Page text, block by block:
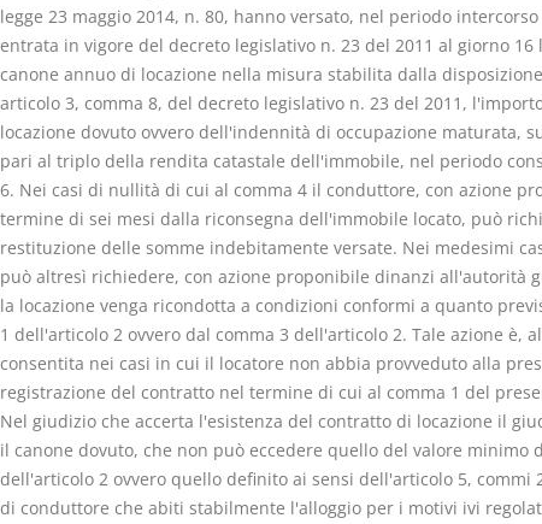
legge 23 maggio 2014, n. 80, hanno versato, nel periodo
entrata in vigore del decreto legislativo n. 23 del 2011 al giorno 16
canone annuo di locazione nella misura stabilita dalla
articolo 3, comma 8, del decreto legislativo n. 23 del 2011,
locazione dovuto ovvero dell'indennità di occupazione maturata,
pari al triplo della rendita catastale dell'immobile, nel periodo
6. Nei casi di nullità di cui al comma 4 il conduttore, con azione
termine di sei mesi dalla riconsegna dell'immobile locato, può
restituzione delle somme indebitamente versate. Nei medesimi
può altresì richiedere, con azione proponibile dinanzi all'autorità
la locazione venga ricondotta a condizioni conformi a quanto
1 dell'articolo 2 ovvero dal comma 3 dell'articolo 2. Tale azione è,
consentita nei casi in cui il locatore non abbia provveduto alla
registrazione del contratto nel termine di cui al comma 1 del
Nel giudizio che accerta l'esistenza del contratto di locazione il
il canone dovuto, che non può eccedere quello del valore minimo
dell'articolo 2 ovvero quello definito ai sensi dell'articolo 5, commi
di conduttore che abiti stabilmente l'alloggio per i motivi ivi